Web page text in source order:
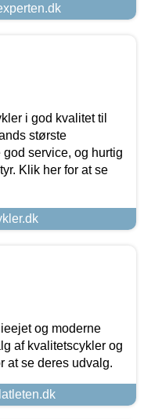
i god kvalitet til
største
service, og hurtig
Klik her for at se
og moderne
af kvalitetscykler og
at se deres udvalg.